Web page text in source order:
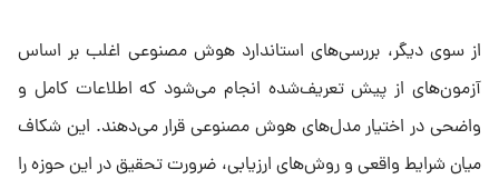
از سوی دیگر، بررسی‌های استاندارد هوش مصنوعی اغلب بر اساس
آزمون‌های از پیش تعریف‌شده انجام می‌شود که اطلاعات کامل و
واضحی در اختیار مدل‌های هوش مصنوعی قرار می‌دهند. این شکاف
میان شرایط واقعی و روش‌های ارزیابی، ضرورت تحقیق در این حوزه را